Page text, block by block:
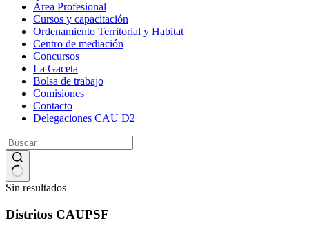
Área Profesional
Cursos y capacitación
Ordenamiento Territorial y Habitat
Centro de mediación
Concursos
La Gaceta
Bolsa de trabajo
Comisiones
Contacto
Delegaciones CAU D2
Sin resultados
Distritos CAUPSF